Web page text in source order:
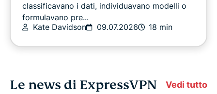
classificavano i dati, individuavano modelli o
formulavano pre...
Kate Davidson
09.07.2026 18 min
Le news di ExpressVPN Vedi tutto